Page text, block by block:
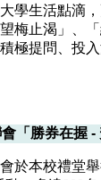
學生活點滴
梅止渴」、
極提問、投
「勝券在握
於本校禮堂